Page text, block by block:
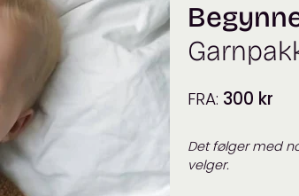
FRA: 300 kr
Det følger med
velger.